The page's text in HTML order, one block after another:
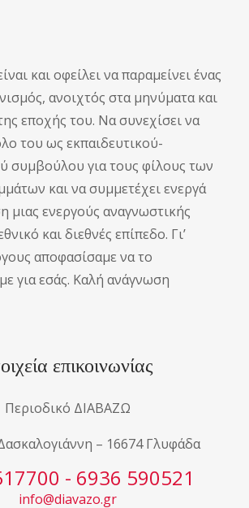
και οφείλει να παραμείνει ένας
ανοιχτός στα μηνύματα και
εποχής του. Να συνεχίσει να
του ως εκπαιδευτικού-
συμβούλου για τους φίλους των
και να συμμετέχει ενεργά
μιας ενεργούς αναγνωστικής
και διεθνές επίπεδο. Γι’
αποφασίσαμε να το
για εσάς. Καλή ανάγνωση
επικοινωνίας
Περιοδικό ΔΙΑΒΑΖΩ
– 16674 Γλυφάδα
- 6936 590521
info@diavazo.gr